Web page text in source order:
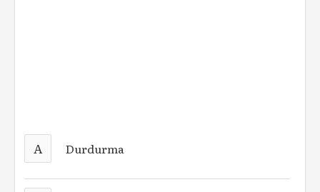
A Durdurma